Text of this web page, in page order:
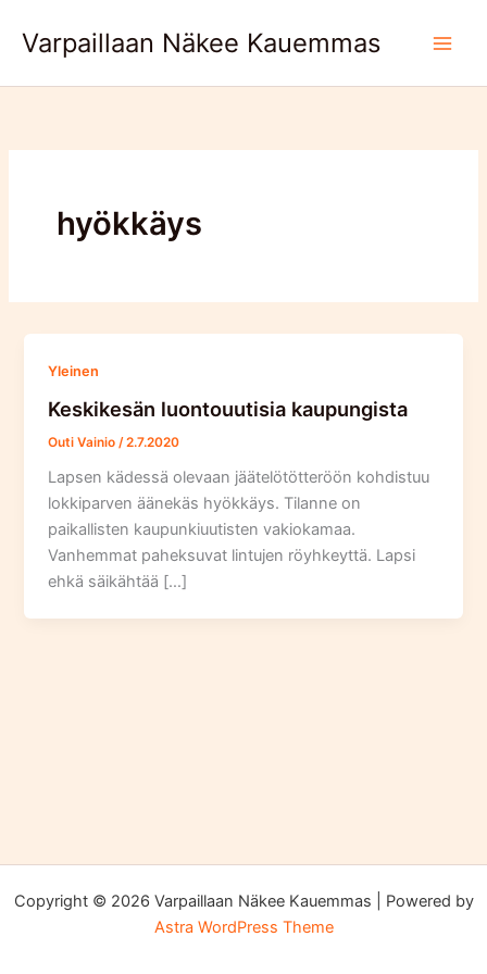
Varpaillaan Näkee Kauemmas
hyökkäys
Yleinen
Keskikesän luontouutisia kaupungista
Outi Vainio /2.7.2020
Lapsen kädessä olevaan jäätelötötteröön kohdistuu
lokkiparven äänekäs hyökkäys. Tilanne on
paikallisten kaupunkiuutisten vakiokamaa.
Vanhemmat paheksuvat lintujen röyhkeyttä. Lapsi
ehkä säikähtää […]
Copyright © 2026 Varpaillaan Näkee Kauemmas | Powered by
Astra WordPress Theme